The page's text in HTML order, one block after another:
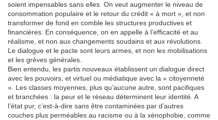
soient impensables sans elles. On veut augmenter le niveau de
consommation populaire et le retour du crédit « à mort », et non
transformer de fond en comble les structures productives et
financières. En conséquence, on en appelle à l’efficacité et au
réalisme, et non aux changements soudains et aux révolutions.
Le dialogue et le pacte sont leurs armes, et non les mobilisations
et les grèves générales.
Bien entendu, les partis nouveaux établissent un dialogue direct
avec les pouvoirs, et virtuel ou médiatique avec la « citoyenneté
». Les classes moyennes, plus qu’aucune autre, sont pacifiques
et branchées : la peur et le réseau déterminent leur identité. A
l’état pur, c’est-à-dire sans être contaminées par d’autres
couches plus perméables au racisme ou à la xénophobie, comme